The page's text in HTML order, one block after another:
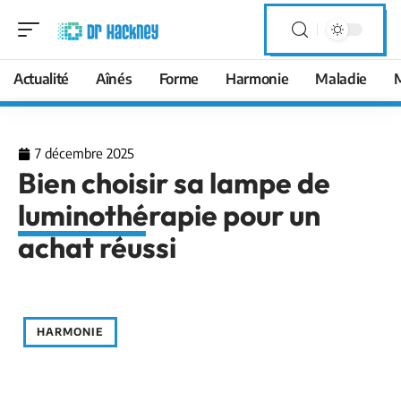
Actualité Aînés Forme Harmonie Maladie
7 décembre 2025
Bien choisir sa lampe de
luminothérapie pour un
achat réussi
HARMONIE